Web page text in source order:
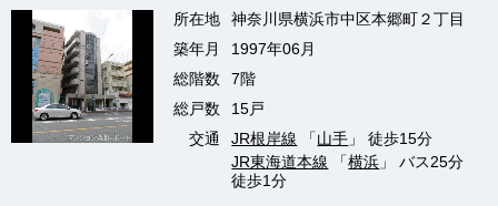
所在地
神奈川県横浜市中区本郷町２丁目
築年月
1997年06月
総階数
7階
総戸数
15戸
交通
JR根岸線 「山手 」 徒歩15分
JR東海道本線 「横浜 」 バス25分
徒歩1分